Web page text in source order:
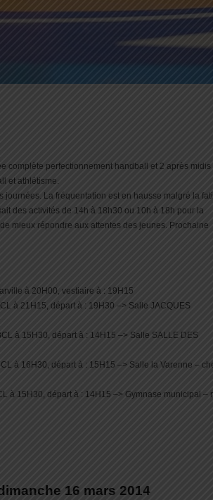
complète perfectionnement handball et 2 après midis
et athlétisme.
journées. La fréquentation est en hausse malgré la
des activités de 14h à 18h30 ou 10h à 18h pour la
mieux répondre aux attentes des jeunes. Prochaine
à 20H00, vestiaire à : 19H15
à 21H15, départ à : 19H30 –> Salle JACQUES
à 15H30, départ à : 14H15 –> Salle SALLE DES
à 16H30, départ à : 15H15 –> Salle la Varenne –
à 15H30, départ à : 14H15 –> Gymnase municipal –
16 mars 2014